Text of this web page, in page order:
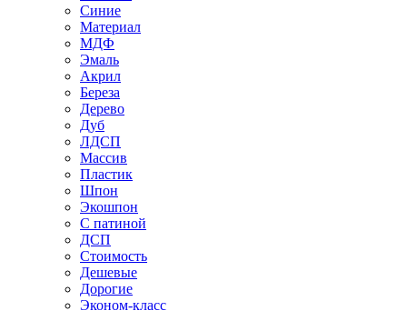
Синие
Материал
МДФ
Эмаль
Акрил
Береза
Дерево
Дуб
ЛДСП
Массив
Пластик
Шпон
Экошпон
С патиной
ДСП
Стоимость
Дешевые
Дорогие
Эконом-класс